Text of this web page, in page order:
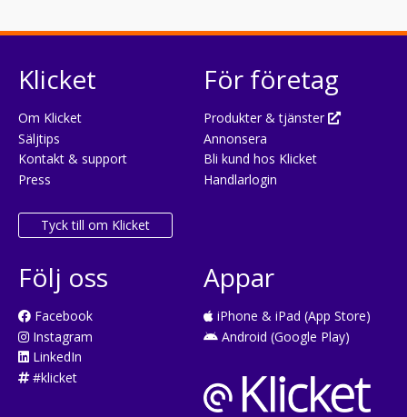
Klicket
Om Klicket
Säljtips
Kontakt & support
Press
Tyck till om Klicket
För företag
Produkter & tjänster
Annonsera
Bli kund hos Klicket
Handlarlogin
Följ oss
Facebook
Instagram
LinkedIn
#klicket
Appar
iPhone & iPad (App Store)
Android (Google Play)